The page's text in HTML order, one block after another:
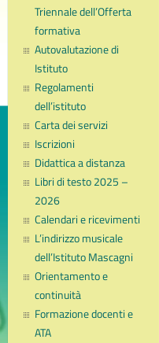
Triennale dell’Offerta
formativa
Autovalutazione di
Istituto
Regolamenti
dell’istituto
Carta dei servizi
Iscrizioni
Didattica a distanza
Libri di testo 2025 –
2026
Calendari e ricevimenti
L’indirizzo musicale
dell’Istituto Mascagni
Orientamento e
continuità
Formazione docenti e
ATA